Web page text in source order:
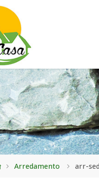
HomeArredamento arr-